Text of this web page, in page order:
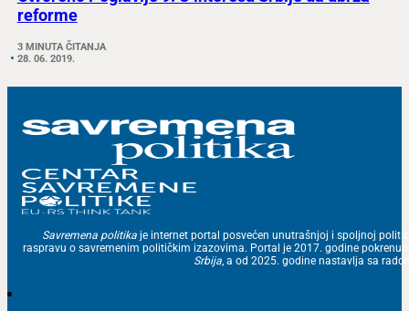
reforme
3 MINUTA ČITANJA
28. 06. 2019.
Savremena politika je internet portal posvećen unutrašnjoj i spoljnoj
raspravu o savremenim političkim izazovima. Portal je 2017. godine
Srbija, a od 2025. godine nastavlja sa